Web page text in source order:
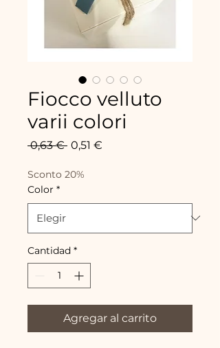
Fiocco velluto
varii colori
0,63 € Precio
0,51 €
Sconto 20%
Color *
Cantidad *
Agregar al carrito